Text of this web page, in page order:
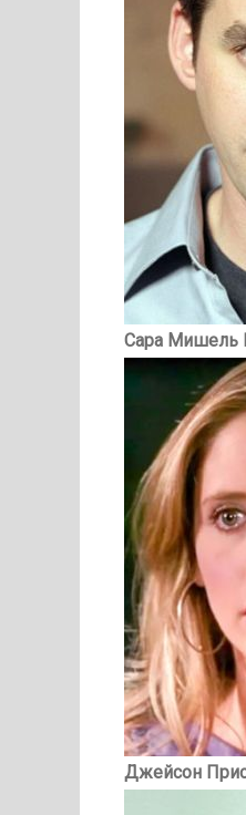
Сара Мишель
Джейсон